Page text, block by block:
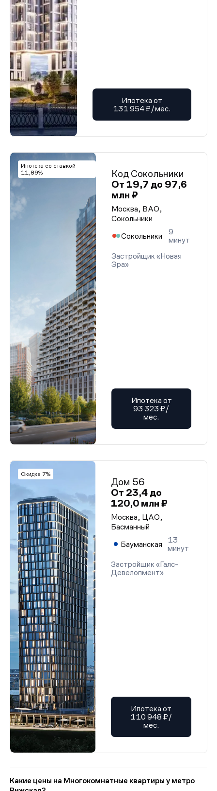
Ипотека от
131 954 ₽/мес.
Ипотека со ставкой
11,89%
Код Сокольники
От 19,7 до 97,6
млн ₽
Москва, ВАО,
Сокольники
Сокольники
9
минут
Застройщик «Новая
Эра»
Ипотека от
93 323 ₽/
мес.
Скидка 7%
Дом 56
От 23,4 до
120,0 млн ₽
Москва, ЦАО,
Басманный
Бауманская
13
минут
Застройщик «Галс-
Девелопмент»
Ипотека от
110 948 ₽/
мес.
Какие цены на Многокомнатные квартиры у метро